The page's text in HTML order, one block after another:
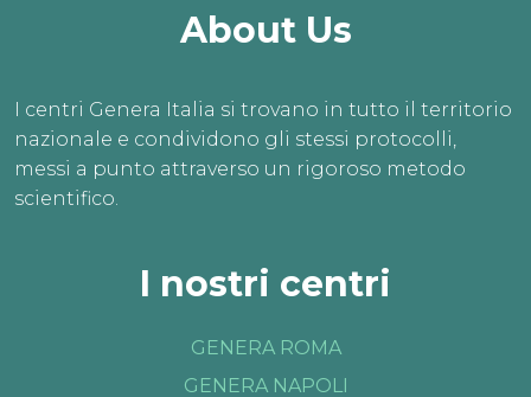
About Us
I centri Genera Italia si trovano in tutto il territorio
nazionale e condividono gli stessi protocolli,
messi a punto attraverso un rigoroso metodo
scientifico.
I nostri centri
GENERA ROMA
GENERA NAPOLI